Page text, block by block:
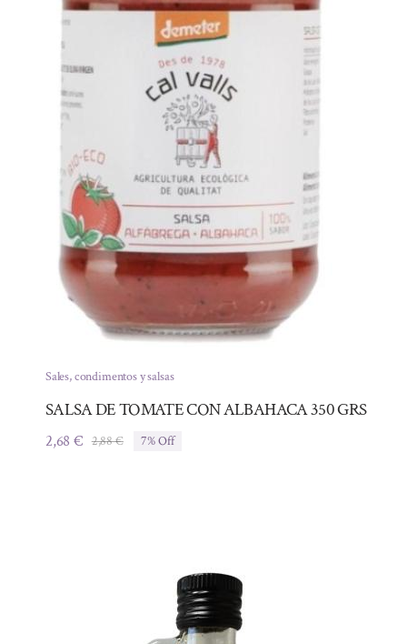
Sales, condimentos y salsas
SALSA DE TOMATE CON ALBAHACA 350 GRS
2,88€El
2,68€
El
7% Off